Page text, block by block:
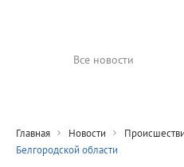
Все новости
Главная Новости
Белгородской области